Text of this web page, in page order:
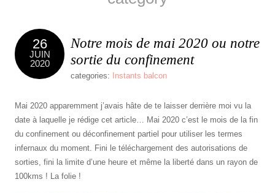
26
JUIN
2020
Notre mois de mai 2020 ou notre
sortie du confinement
categories: Instants balcon
Mai 2020 apparemment j’avais hâte de te laisser derrière moi vu la
date à laquelle je rédige cet article… Mai 2020 c’est le mois de la fin
du confinement ou déconfinement partiel pour utiliser les termes
infernaux du moment. Fini le téléchargement des autorisations de
sorties, fini la limite d’une heure et même la liberté dans un rayon de
100kms ! La folie !